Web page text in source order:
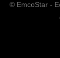
© EmcoStar -